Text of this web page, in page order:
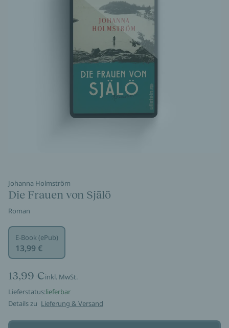
Johanna Holmström
Die Frauen von Själö
Roman
E-Book (ePub)
13,99 €
13,99 €inkl. MwSt.
Lieferstatus:lieferbar
Details zu Lieferung & Versand